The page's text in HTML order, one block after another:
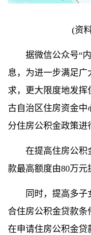
(资
据微信公众号“
息，为进一步满足
求，更大限度地发
古自治区住房资金中
分住房公积金政策进
在提高住房公积
款最高额度由80万元
同时，提高多
合住房公积金贷款条
在申请住房公积金贷